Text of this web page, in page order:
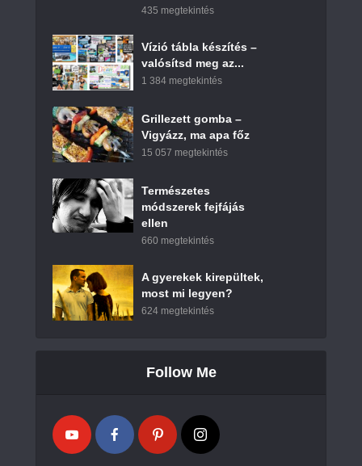
435 megtekintés
Vízió tábla készítés –
valósítsd meg az...
1 384 megtekintés
Grillezett gomba –
Vigyázz, ma apa főz
15 057 megtekintés
Természetes
módszerek fejfájás
ellen
660 megtekintés
A gyerekek kirepültek,
most mi legyen?
624 megtekintés
Follow Me